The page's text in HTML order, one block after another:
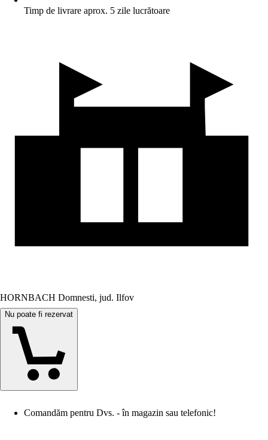
Timp de livrare aprox. 5 zile lucrătoare
HORNBACH Domnesti, jud. Ilfov
Nu poate fi rezervat
Comandăm pentru Dvs. - în magazin sau telefonic!